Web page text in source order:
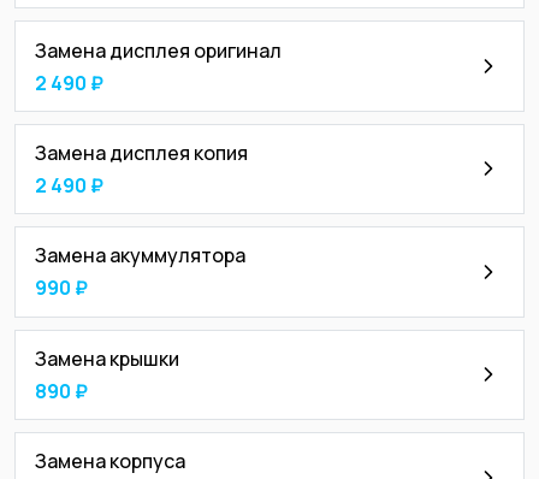
Замена дисплея оригинал
2 490 ₽
Замена дисплея копия
2 490 ₽
Замена акуммулятора
990 ₽
Замена крышки
890 ₽
Замена корпуса